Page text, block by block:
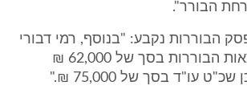
בסעיף 77 לפסק הבוררות נקבע: "בנוסף, רמי דבורי
ישלם למע"צ הוצאות הבוררות בסך של 62,000 ₪
עו"ד בסך של 75,000 ₪."